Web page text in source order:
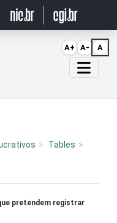
Tables
pretendem registrar
A+ A- A